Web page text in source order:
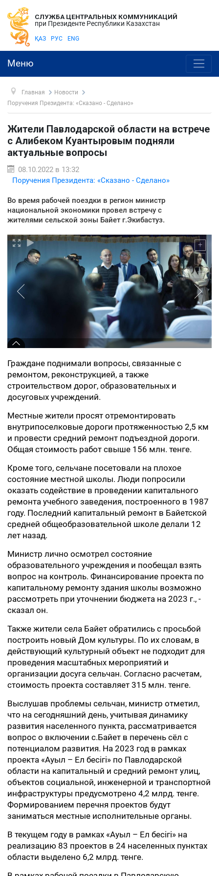
СЛУЖБА ЦЕНТРАЛЬНЫХ КОММУНИКАЦИЙ
при Президенте Республики Казахстан
ҚАЗ РУС ENG
Меню
Главная
Новости
Поручения Президента: «Сказано - Сделано»
Жители Павлодарской области на встрече
с Алибеком Куантыровым подняли
актуальные вопросы
08.10.2022 в 13:32
Поручения Президента: «Сказано - Сделано»
Во время рабочей поездки в регион министр
национальной экономики провел встречу с
жителями сельской зоны Байет г.Экибастуз.
Граждане поднимали вопросы, связанные с
ремонтом, реконструкцией, а также
строительством дорог, образовательных и
досуговых учреждений.
Местные жители просят отремонтировать
внутрипоселковые дороги протяженностью 2,5 км
и провести средний ремонт подъездной дороги.
Общая стоимость работ свыше 156 млн. тенге.
Кроме того, сельчане посетовали на плохое
состояние местной школы. Люди попросили
оказать содействие в проведении капитального
ремонта учебного заведения, построенного в 1987
году. Последний капитальный ремонт в Байетской
средней общеобразовательной школе делали 12
лет назад.
Министр лично осмотрел состояние
образовательного учреждения и пообещал взять
вопрос на контроль. Финансирование проекта по
капитальному ремонту здания школы возможно
рассмотреть при уточнении бюджета на 2023 г., -
сказал он.
Также жители села Байет обратились с просьбой
построить новый Дом культуры. По их словам, в
действующий культурный объект не подходит для
проведения масштабных мероприятий и
организации досуга сельчан. Согласно расчетам,
стоимость проекта составляет 315 млн. тенге.
Выслушав проблемы сельчан, министр отметил,
что на сегодняшний день, учитывая динамику
развития населенного пункта, рассматривается
вопрос о включении с.Байет в перечень сёл с
потенциалом развития. На 2023 год в рамках
проекта «Ауыл – Ел бесігі» по Павлодарской
области на капитальный и средний ремонт улиц,
объектов социальной, инженерной и транспортной
инфраструктуры предусмотрено 4,2 млрд. тенге.
Формированием перечня проектов будут
заниматься местные исполнительные органы.
В текущем году в рамках «Ауыл – Ел бесігі» на
реализацию 83 проектов в 24 населенных пунктах
области выделено 6,2 млрд. тенге.